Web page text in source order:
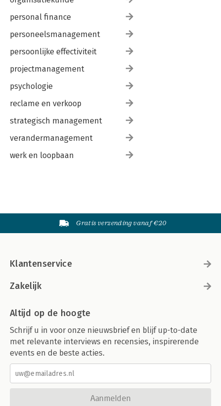
personal finance
personeelsmanagement
persoonlijke effectiviteit
projectmanagement
psychologie
reclame en verkoop
strategisch management
verandermanagement
werk en loopbaan
Gratis verzending vanaf €20
Klantenservice
Zakelijk
Altijd op de hoogte
Schrijf u in voor onze nieuwsbrief en blijf up-to-date
met relevante interviews en recensies, inspirerende
events en de beste acties.
Aanmelden